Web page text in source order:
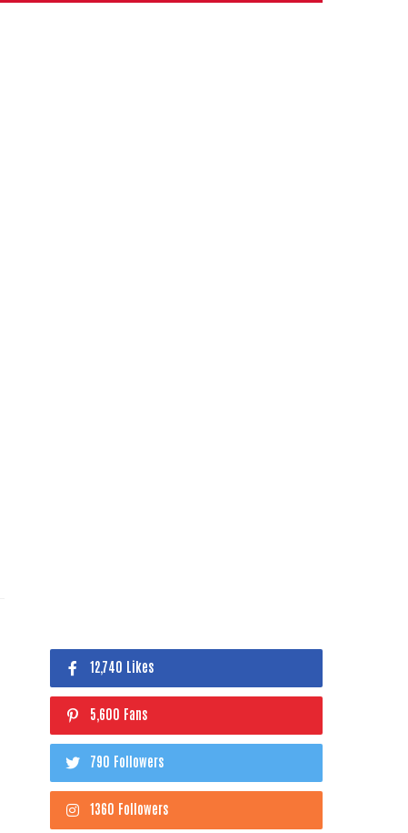
12,740 Likes
5,600 Fans
790 Followers
1360 Followers